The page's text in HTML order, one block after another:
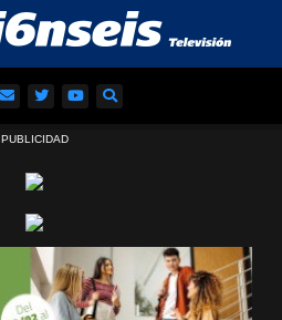
PUBLICIDAD